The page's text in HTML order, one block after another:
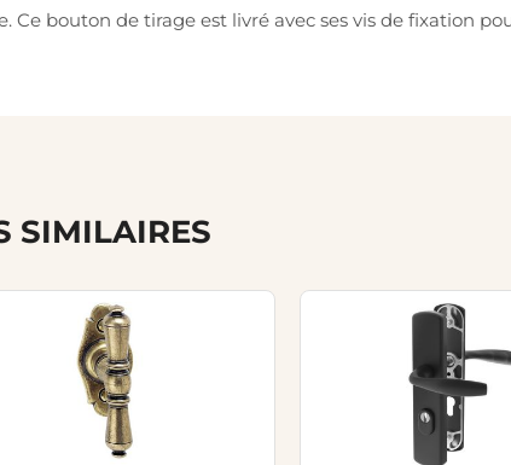
bouton de tirage est livré avec ses vis de fixation
SIMILAIRES